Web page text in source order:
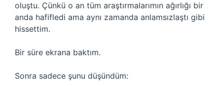
oluştu. Çünkü o an tüm araştırmalarımın ağırlığı bir
anda hafifledi ama aynı zamanda anlamsızlaştı gibi
hissettim.
Bir süre ekrana baktım.
Sonra sadece şunu düşündüm: